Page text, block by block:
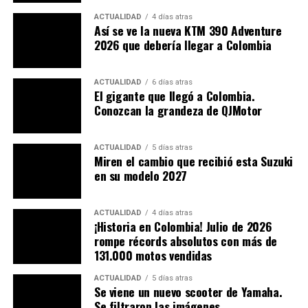
(No se pierda:
Suzuki DRZ 400 SM? Esto sabemos)
Así que si usted era de los que ofendían al ciudadano
que le decía en la vía ¡No haga eso, está mal! o, incluso,
hasta se burlaba de esa persona que le hacia la
recomendación, pilas, ya no le van a decir nada, solo le
ACTUALIDAD 4 días atras
Así se ve la nueva KTM 390 Adventure
2026 que debería llegar a Colombia
ACTUALIDAD 6 días atras
El gigante que llegó a Colombia.
Conozcan la grandeza de QJMotor
ACTUALIDAD 5 días atras
Miren el cambio que recibió esta Suzuki
en su modelo 2027
ACTUALIDAD 4 días atras
¡Historia en Colombia! Julio de 2026
rompe récords absolutos con más de
131.000 motos vendidas
ACTUALIDAD 5 días atras
Se viene un nuevo scooter de Yamaha.